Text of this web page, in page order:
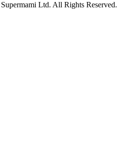
Ltd. All Rights Reserved.